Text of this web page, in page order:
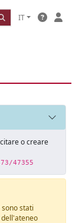
IT
o creare
47355
stati